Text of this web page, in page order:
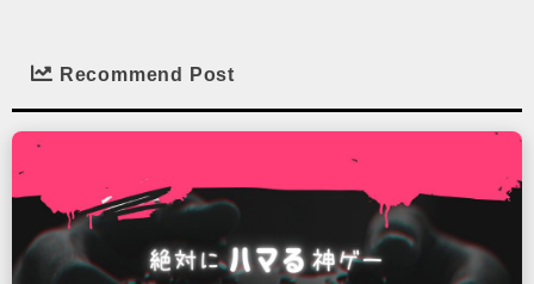
Recommend Post